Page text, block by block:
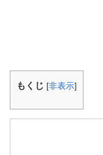
もくじ [非表示]